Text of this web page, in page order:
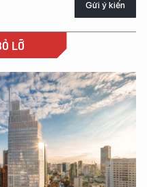
Gửi ý kiến
LỠ